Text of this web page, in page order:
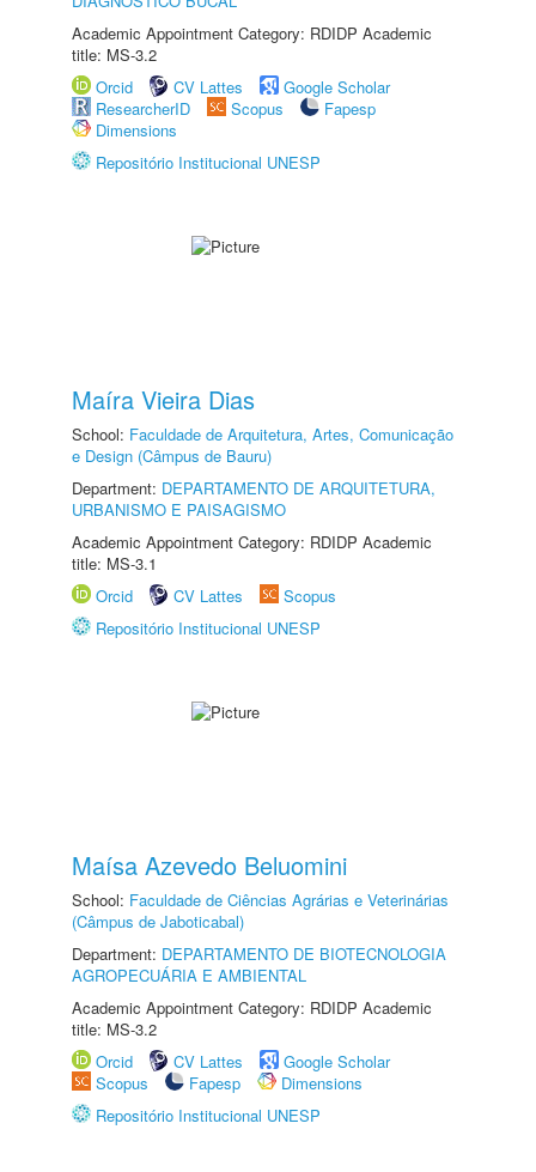
Academic Appointment Category: RDIDP Academic
title: MS-3.2
Orcid
CV Lattes
Google Scholar
ResearcherID
Scopus
Fapesp
Dimensions
Repositório Institucional UNESP
Maíra Vieira Dias
School: Faculdade de Arquitetura, Artes, Comunicação
e Design (Câmpus de Bauru)
Department: DEPARTAMENTO DE ARQUITETURA,
URBANISMO E PAISAGISMO
Academic Appointment Category: RDIDP Academic
title: MS-3.1
Orcid
CV Lattes
Scopus
Repositório Institucional UNESP
Maísa Azevedo Beluomini
School: Faculdade de Ciências Agrárias e Veterinárias
(Câmpus de Jaboticabal)
Department: DEPARTAMENTO DE BIOTECNOLOGIA
AGROPECUÁRIA E AMBIENTAL
Academic Appointment Category: RDIDP Academic
title: MS-3.2
Orcid
CV Lattes
Google Scholar
Scopus
Fapesp
Dimensions
Repositório Institucional UNESP